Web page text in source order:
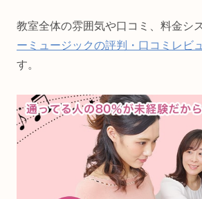
教室全体の雰囲気や口コミ、料金シ
ーミュージックの評判・口コミレビ
す。